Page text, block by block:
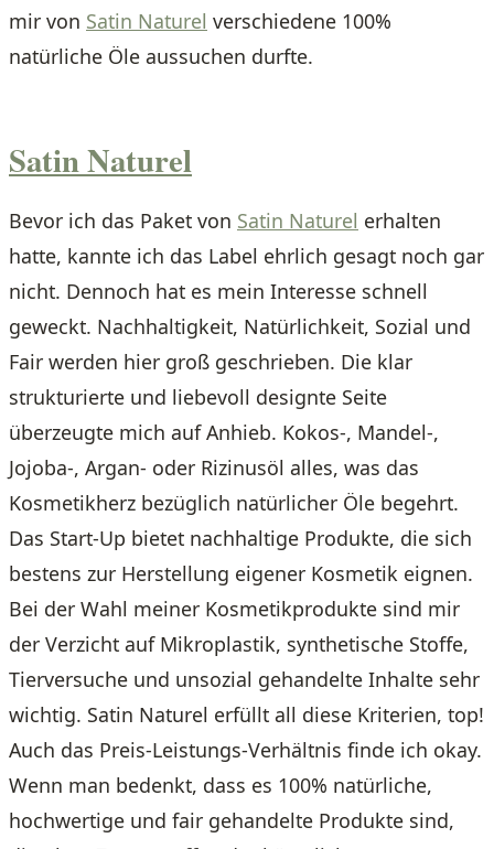
mir von Satin Naturel verschiedene 100%
natürliche Öle aussuchen durfte.
Satin Naturel
Bevor ich das Paket von Satin Naturel erhalten
hatte, kannte ich das Label ehrlich gesagt noch gar
nicht. Dennoch hat es mein Interesse schnell
geweckt. Nachhaltigkeit, Natürlichkeit, Sozial und
Fair werden hier groß geschrieben. Die klar
strukturierte und liebevoll designte Seite
überzeugte mich auf Anhieb. Kokos-, Mandel-,
Jojoba-, Argan- oder Rizinusöl alles, was das
Kosmetikherz bezüglich natürlicher Öle begehrt.
Das Start-Up bietet nachhaltige Produkte, die sich
bestens zur Herstellung eigener Kosmetik eignen.
Bei der Wahl meiner Kosmetikprodukte sind mir
der Verzicht auf Mikroplastik, synthetische Stoffe,
Tierversuche und unsozial gehandelte Inhalte sehr
wichtig. Satin Naturel erfüllt all diese Kriterien, top!
Auch das Preis-Leistungs-Verhältnis finde ich okay.
Wenn man bedenkt, dass es 100% natürliche,
hochwertige und fair gehandelte Produkte sind,